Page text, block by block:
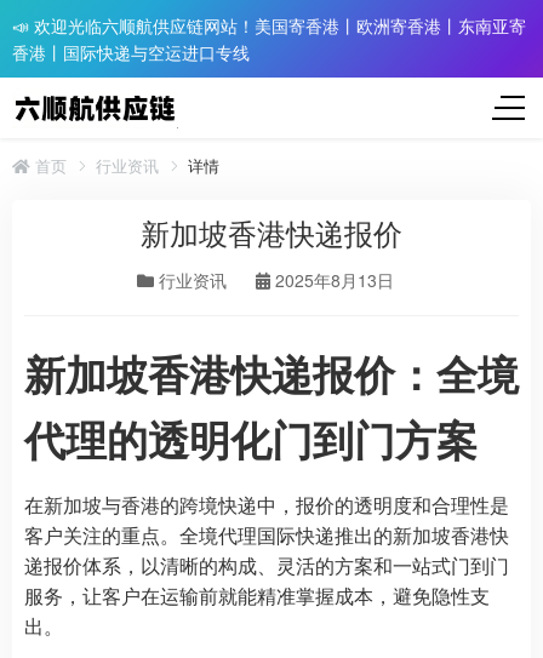
📣 欢迎光临六顺航供应链网站！美国寄香港丨欧洲寄香港丨东南亚寄
香港丨国际快递与空运进口专线
首页 行业资讯 详情
新加坡香港快递报价
行业资讯 2025年8月13日
新加坡香港快递报价：全境
代理的透明化门到门方案
在新加坡与香港的跨境快递中，报价的透明度和合理性是
客户关注的重点。全境代理国际快递推出的新加坡香港快
递报价体系，以清晰的构成、灵活的方案和一站式门到门
服务，让客户在运输前就能精准掌握成本，避免隐性支
出。